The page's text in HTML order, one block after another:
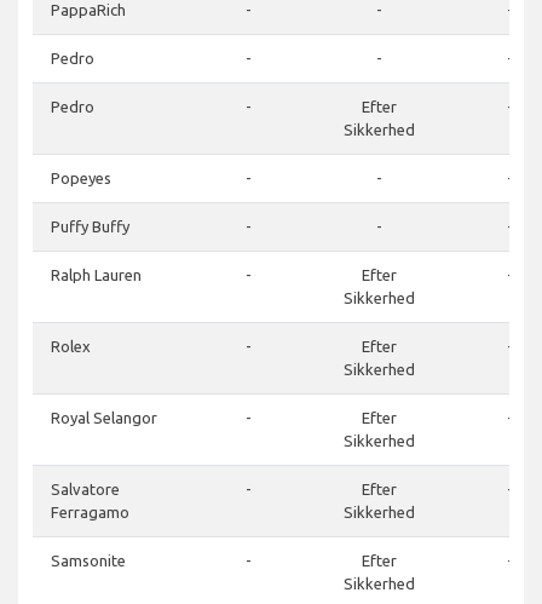
PappaRich - - -
Pedro - - -
Pedro -
Efter
Sikkerhed
-
Popeyes - - -
Puffy Buffy - - -
Ralph Lauren -
Efter
Sikkerhed
-
Rolex -
Efter
Sikkerhed
-
Royal Selangor -
Efter
Sikkerhed
-
Salvatore
Ferragamo
-
Efter
Sikkerhed
-
Samsonite -
Efter
Sikkerhed
-